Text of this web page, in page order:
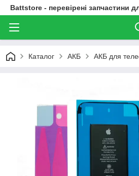
Battstore - перевірені запчастини
Каталог АКБ АКБ для